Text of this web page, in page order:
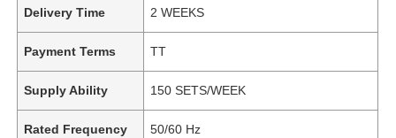
Delivery Time 2 WEEKS
Payment Terms TT
Supply Ability 150 SETS/WEEK
Rated Frequency 50/60 Hz